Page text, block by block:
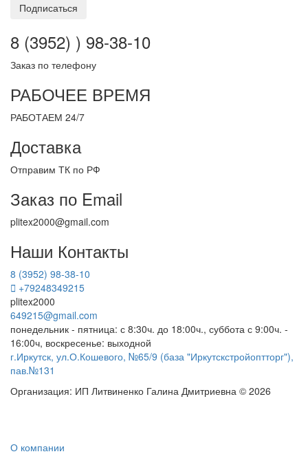
Подписаться
8 (3952) ) 98-38-10
Заказ по телефону
РАБОЧЕЕ ВРЕМЯ
РАБОТАЕМ 24/7
Доставка
Отправим ТК по РФ
Заказ по Email
plitex2000@gmail.com
Наши Контакты
8 (3952) 98-38-10
+79248349215
plitex2000
649215@gmail.com
понедельник - пятница: с 8:30ч. до 18:00ч., суббота с 9:00ч. -
16:00ч, воскресенье: выходной
г.Иркутск, ул.О.Кошевого, №65/9 (база "Иркутскстройоптторг"),
пав.№131
Организация: ИП Литвиненко Галина Дмитриевна © 2026
О компании